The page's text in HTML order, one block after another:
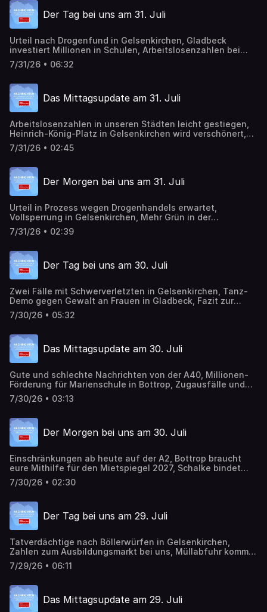
Der Tag bei uns am 31. Juli
Urteil nach Drogenfund in Gelsenkirchen, Gladbeck
investiert Millionen in Schulen, Arbeitslosenzahlen bei
uns, Details zu Schrotthaus in Gelsenkirchen
7/31/26 • 06:32
Das Mittagsupdate am 31. Juli
Arbeitslosenzahlen in unseren Städten leicht gestiegen,
Heinrich-König-Platz in Gelsenkirchen wird verschönert,
Neuer IGA-Radweg vorgestellt
7/31/26 • 02:45
Der Morgen bei uns am 31. Juli
Urteil in Prozess wegen Drogenhandels erwartet,
Vollsperrung in Gelsenkirchen, Mehr Grün in der
Gelsenkirchener Innenstadt, Neuer Radweg für IGA 2027
vorgestellt
7/31/26 • 02:39
Der Tag bei uns am 30. Juli
Zwei Fälle mit Schwerverletzten in Gelsenkirchen, Tanz-
Demo gegen Gewalt an Frauen in Gladbeck, Fazit zur
Erdbeersaison bei uns
7/30/26 • 05:32
Das Mittagsupdate am 30. Juli
Gute und schlechte Nachrichten von der A40, Millionen-
Förderung für Marienschule in Bottrop, Zugausfälle und
Ersatzverkehr nach Signalstörung, One Billion Rising in
Gladbeck
7/30/26 • 03:13
Der Morgen bei uns am 30. Juli
Einschränkungen ab heute auf der A2, Bottrop braucht
eure Mithilfe für den Mietspiegel 2027, Schalke bindet
Mertcan Ayhan langfristig
7/30/26 • 02:30
Der Tag bei uns am 29. Juli
Tatverdächtige nach Böllerwürfen in Gelsenkirchen,
Zahlen zum Ausbildungsmarkt bei uns, Müllabfuhr kommt
früher, Saisonvorbereitung auf Schalke
7/29/26 • 06:11
Das Mittagsupdate am 29. Juli